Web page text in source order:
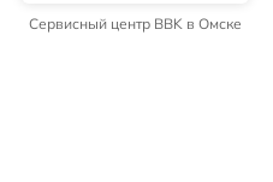
Сервисный центр BBK в Омске